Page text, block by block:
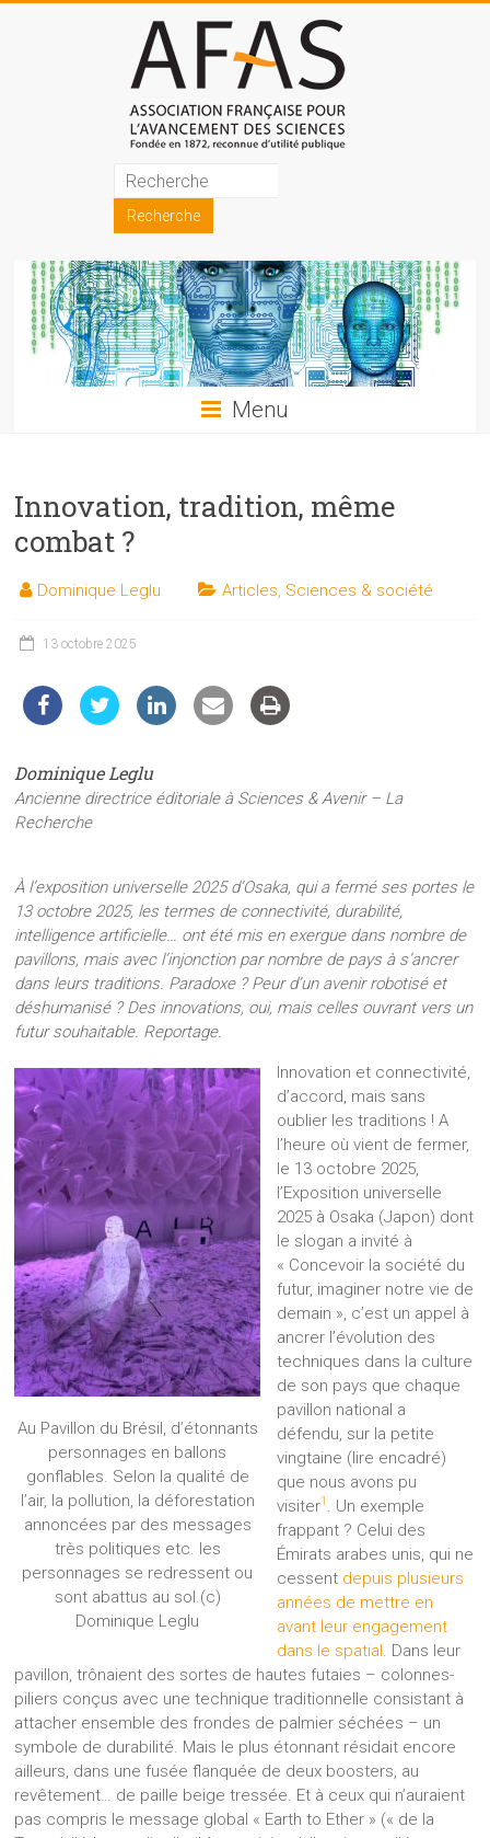
Association
française
pour
l'avancement
des
sciences
les
sciences
et
les
auprès
public
Menu
Innovation, tradition, même
combat ?
Dominique Leglu Articles Sciences & société
13 octobre 2025
Dominique Leglu
Ancienne directrice éditoriale à Sciences & Avenir – La
Recherche
À l’exposition universelle 2025 d’Osaka, qui a fermé ses portes le
13 octobre 2025, les termes de connectivité, durabilité,
intelligence artificielle… ont été mis en exergue dans nombre de
pavillons, mais avec l’injonction par nombre de pays à s’ancrer
dans leurs traditions. Paradoxe ? Peur d’un avenir robotisé et
déshumanisé ? Des innovations, oui, mais celles ouvrant vers un
futur souhaitable. Reportage.
Au Pavillon du Brésil, d’étonnants
personnages en ballons
gonflables. Selon la qualité de
l’air, la pollution, la déforestation
annoncées par des messages
très politiques etc. les
personnages se redressent ou
sont abattus au sol.(c)
Dominique Leglu
Innovation et connectivité,
d’accord, mais sans
oublier les traditions ! A
l’heure où vient de fermer,
le 13 octobre 2025,
l’Exposition universelle
2025 à Osaka (Japon) dont
le slogan a invité à
« Concevoir la société du
futur, imaginer notre vie de
demain », c’est un appel à
ancrer l’évolution des
techniques dans la culture
de son pays que chaque
pavillon national a
défendu, sur la petite
vingtaine (lire encadré)
que nous avons pu
visiter1
. Un exemple
frappant ? Celui des
Émirats arabes unis, qui ne
cessent depuis plusieurs
années de mettre en
avant leur engagement
dans le spatial . Dans leur
pavillon, trônaient des sortes de hautes futaies – colonnes-
piliers conçus avec une technique traditionnelle consistant à
attacher ensemble des frondes de palmier séchées – un
symbole de durabilité. Mais le plus étonnant résidait encore
ailleurs, dans une fusée flanquée de deux boosters, au
revêtement… de paille beige tressée. Et à ceux qui n’auraient
pas compris le message global « Earth to Ether » (« de la